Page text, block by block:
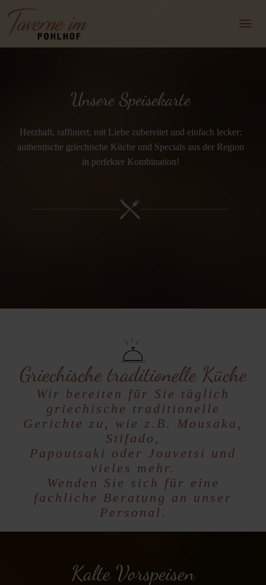
Unsere Speisekarte
Herzhaft, raffiniert, mit Liebe zubereitet und einfach lecker:
authentische griechische Küche und Specials aus der Region
in perfekter Kombination!
Griechische traditionelle Küche
Wir bereiten für Sie täglich
griechische traditionelle
Gerichte zu, wie z.B. Mousaka,
Stifado,
Papoutsaki oder Jouvetsi und
vieles mehr.
Wenden Sie sich für eine
fachliche Beratung an unser
Personal.
Kalte Vorspeisen